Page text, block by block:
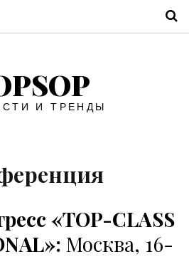
И ТРЕНДЫ
«TOP-CLASS
Москва, 16-